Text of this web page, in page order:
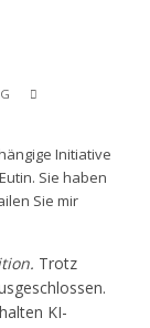
Initiative
Sie haben
Sie mir
Trotz
KI-